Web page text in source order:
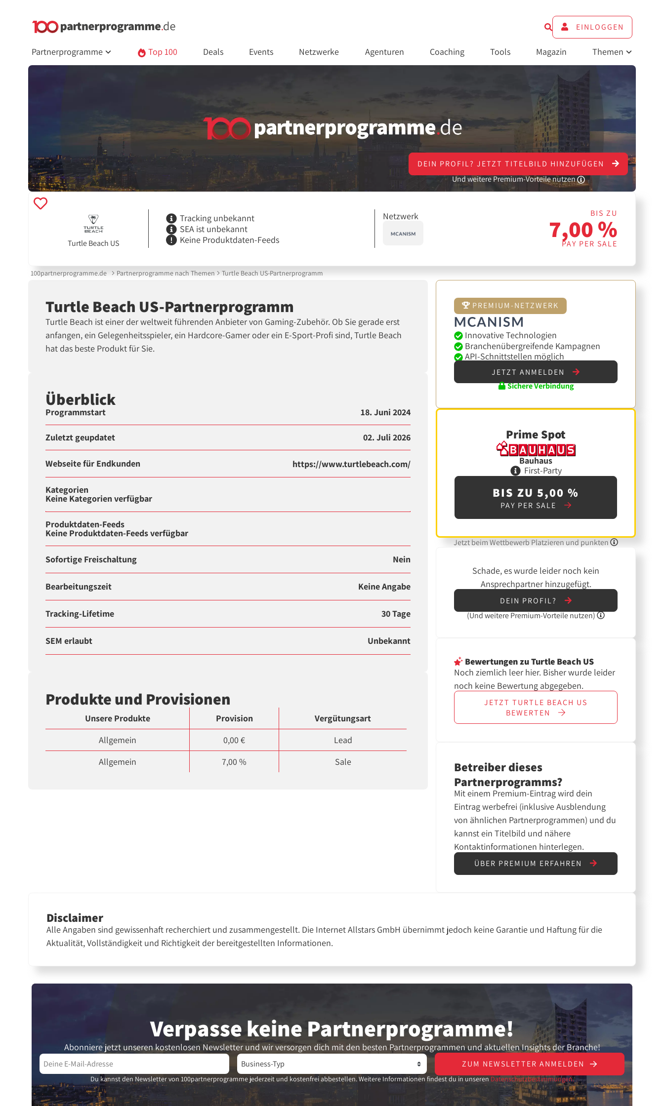
EINLOGGEN
Partnerprogramme Top 100 Deals Events Netzwerke Agenturen Coaching Tools Magazin Themen
DEIN PROFIL? JETZT TITELBILD HINZUFÜGEN
Und weitere Premium-Vorteile nutzen
Turtle Beach US
Tracking unbekannt
SEA ist unbekannt
Keine Produktdaten-Feeds
Netzwerk BIS ZU
7,00 %
PAY PER SALE
100partnerprogramme.de Partnerprogramme nach Themen Turtle Beach US-Partnerprogramm
Turtle Beach US-Partnerprogramm
Turtle Beach ist einer der weltweit führenden Anbieter von Gaming-Zubehör. Ob Sie gerade erst
anfangen, ein Gelegenheitsspieler, ein Hardcore-Gamer oder ein E-Sport-Profi sind, Turtle Beach
hat das beste Produkt für Sie.
Überblick
Programmstart 18. Juni 2024
Zuletzt geupdatet 02. Juli 2026
Webseite für Endkunden https://www.turtlebeach.com/
Kategorien
Keine Kategorien verfügbar
Produktdaten-Feeds
Keine Produktdaten-Feeds verfügbar
Sofortige Freischaltung Nein
Bearbeitungszeit Keine Angabe
Tracking-Lifetime 30 Tage
SEM erlaubt Unbekannt
Produkte und Provisionen
Unsere Produkte Provision
Vergütungsart
Allgemein
0,00 €
Lead
Allgemein
7,00 % Sale
PREMIUM-NETZWERK
Innovative Technologien
Branchenübergreifende Kampagnen
API-Schnittstellen möglich
JETZT ANMELDEN
Sichere Verbindung
Prime Spot
Bauhaus
First-Party
BIS ZU 5,00 %
PAY PER SALE
Jetzt beim Wettbewerb Platzieren und punkten
Schade, es wurde leider noch kein
Ansprechpartner hinzugefügt.
DEIN PROFIL?
(UndweiterePremium-Vorteile nutzen)
Bewertungenzu Turtle Beach US
Noch ziemlich leer hier. Bisher wurde leider
noch keine Bewertung abgegeben.
JETZT TURTLE BEACH US
BEWERTEN
Betreiber dieses
Partnerprogramms?
Mit einem Premium-Eintrag wird dein
Eintrag werbefrei (inklusive Ausblendung
von ähnlichen Partnerprogrammen) und du
kannst ein Titelbild und nähere
Kontaktinformationen hinterlegen.
ÜBER PREMIUM ERFAHREN
Disclaimer
Alle Angaben sind gewissenhaft recherchiert und zusammengestellt. Die Internet Allstars GmbH übernimmt jedoch keine Garantie und Haftung für die
Aktualität, Vollständigkeit und Richtigkeit der bereitgestellten Informationen.
Verpasse keine Partner­programme!
Abonniere jetzt unseren kostenlosen Newsletter und wir versorgen dich mit den besten Partnerprogrammen und aktuellen Insights der Branche!
ZUM NEWSLETTER ANMELDEN
Du kannst den Newsletter von 100partnerprogramme jederzeit und kostenfrei abbestellen. Weitere Informationen findest du in unseren Datenschutzbestimmungen.